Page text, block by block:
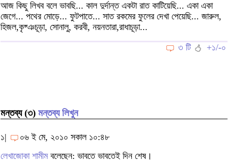
আজ কিছু লিখব বলে ভাবছি... কাল দুর্দান্ত একটা রাত কাটিয়েছি... একা একা
জেগে... পথের মোড়ে... ফুটপাতে... সাত রকমের ফুলের দেখা পেয়েছি... জারুল,
হিজল,কৃষ্ঞচূড়া, সোনালু, করবী, নয়নতারা,রাধাচূড়া...
৩ টি
+১/-০
মন্তব্য (৩) মন্তব্য লিখুন
১|
০৬ ই মে, ২০১০ সকাল ১০:৪৮
লেখাজোকা শামীমবলেছেন: ভাবতে ভাবতেই দিন শেষ।